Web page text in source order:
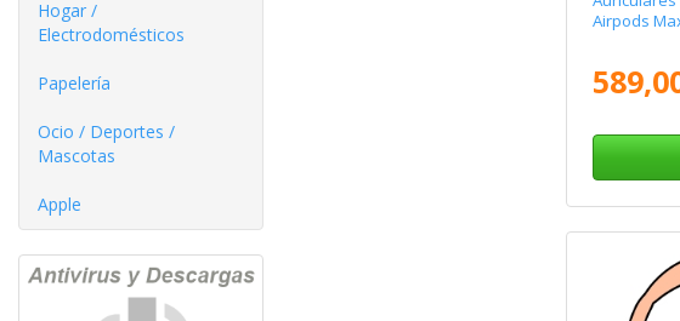
Hogar /
Electrodomésticos
Papelería
Ocio / Deportes /
Mascotas
Apple
Airpods